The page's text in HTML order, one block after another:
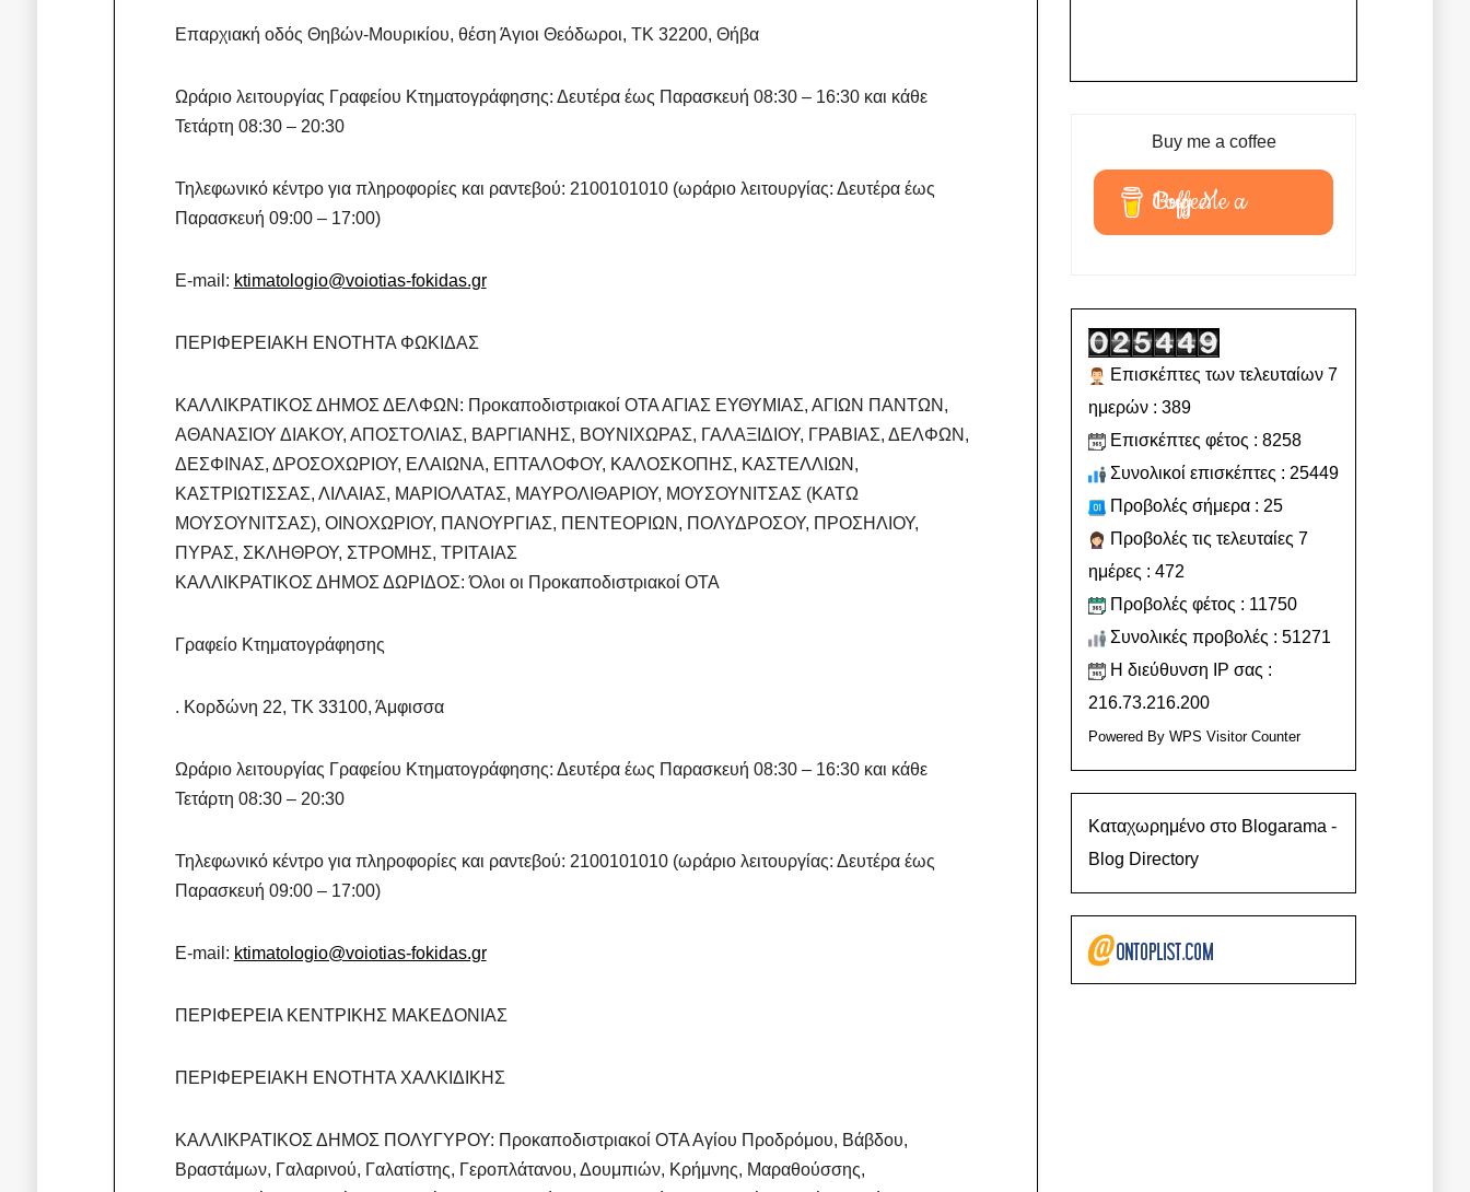
Επαρχιακή οδός Θηβών-Μουρικίου, θέση Άγιοι Θεόδωροι, ΤΚ 32200, Θήβα
Ωράριο λειτουργίας Γραφείου Κτηματογράφησης: Δευτέρα έως Παρασκευή 08:30 – 16:30 και κάθε
Τετάρτη 08:30 – 20:30
Τηλεφωνικό κέντρο για πληροφορίες και ραντεβού: 2100101010 (ωράριο λειτουργίας: Δευτέρα έως
Παρασκευή 09:00 – 17:00)
E-mail: ktimatologio@voiotias-fokidas.gr
ΠΕΡΙΦΕΡΕΙΑΚΗ ΕΝΟΤΗΤΑ ΦΩΚΙΔΑΣ
ΚΑΛΛΙΚΡΑΤΙΚΟΣ ΔΗΜΟΣ ΔΕΛΦΩΝ: Προκαποδιστριακοί ΟΤΑ ΑΓΙΑΣ ΕΥΘΥΜΙΑΣ, ΑΓΙΩΝ ΠΑΝΤΩΝ,
ΑΘΑΝΑΣΙΟΥ ΔΙΑΚΟΥ, ΑΠΟΣΤΟΛΙΑΣ, ΒΑΡΓΙΑΝΗΣ, ΒΟΥΝΙΧΩΡΑΣ, ΓΑΛΑΞΙΔΙΟΥ, ΓΡΑΒΙΑΣ, ΔΕΛΦΩΝ,
ΔΕΣΦΙΝΑΣ, ΔΡΟΣΟΧΩΡΙΟΥ, ΕΛΑΙΩΝΑ, ΕΠΤΑΛΟΦΟΥ, ΚΑΛΟΣΚΟΠΗΣ, ΚΑΣΤΕΛΛΙΩΝ,
ΚΑΣΤΡΙΩΤΙΣΣΑΣ, ΛΙΛΑΙΑΣ, ΜΑΡΙΟΛΑΤΑΣ, ΜΑΥΡΟΛΙΘΑΡΙΟΥ, ΜΟΥΣΟΥΝΙΤΣΑΣ (ΚΑΤΩ
ΜΟΥΣΟΥΝΙΤΣΑΣ), ΟΙΝΟΧΩΡΙΟΥ, ΠΑΝΟΥΡΓΙΑΣ, ΠΕΝΤΕΟΡΙΩΝ, ΠΟΛΥΔΡΟΣΟΥ, ΠΡΟΣΗΛΙΟΥ,
ΠΥΡΑΣ, ΣΚΛΗΘΡΟΥ, ΣΤΡΟΜΗΣ, ΤΡΙΤΑΙΑΣ
ΚΑΛΛΙΚΡΑΤΙΚΟΣ ΔΗΜΟΣ ΔΩΡΙΔΟΣ: Όλοι οι Προκαποδιστριακοί ΟΤΑ
Γραφείο Κτηματογράφησης
. Κορδώνη 22, ΤΚ 33100, Άμφισσα
Ωράριο λειτουργίας Γραφείου Κτηματογράφησης: Δευτέρα έως Παρασκευή 08:30 – 16:30 και κάθε
Τετάρτη 08:30 – 20:30
Τηλεφωνικό κέντρο για πληροφορίες και ραντεβού: 2100101010 (ωράριο λειτουργίας: Δευτέρα έως
Παρασκευή 09:00 – 17:00)
E-mail: ktimatologio@voiotias-fokidas.gr
ΠΕΡΙΦΕΡΕΙΑ ΚΕΝΤΡΙΚΗΣ ΜΑΚΕΔΟΝΙΑΣ
ΠΕΡΙΦΕΡΕΙΑΚΗ ΕΝΟΤΗΤΑ ΧΑΛΚΙΔΙΚΗΣ
ΚΑΛΛΙΚΡΑΤΙΚΟΣ ΔΗΜΟΣ ΠΟΛΥΓΥΡΟΥ: Προκαποδιστριακοί ΟΤΑ Αγίου Προδρόμου, Βάβδου,
Βραστάμων, Γαλαρινού, Γαλατίστης, Γεροπλάτανου, Δουμπιών, Κρήμνης, Μαραθούσσης,
Buy me a coffee
Buy Me a Coffee
Επισκέπτες των τελευταίων 7
ημερών : 389
Επισκέπτες φέτος : 8258
Συνολικοί επισκέπτες : 25449
Προβολές σήμερα : 25
Προβολές τις τελευταίες 7
ημέρες : 472
Προβολές φέτος : 11750
Συνολικές προβολές : 51271
Η διεύθυνση IP σας :
216.73.216.200
Powered By WPS Visitor Counter
Καταχωρημένο στο Blogarama -
Blog Directory